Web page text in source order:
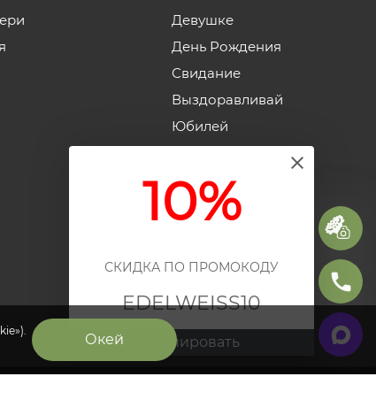
10%
СКИДКА ПО ПРОМОКОДУ
EDELWEISS10
Скопировать
Окей
Девушке
День Рождения
Свидание
Выздоравливай
Юбилей
Годовщина свадьбы